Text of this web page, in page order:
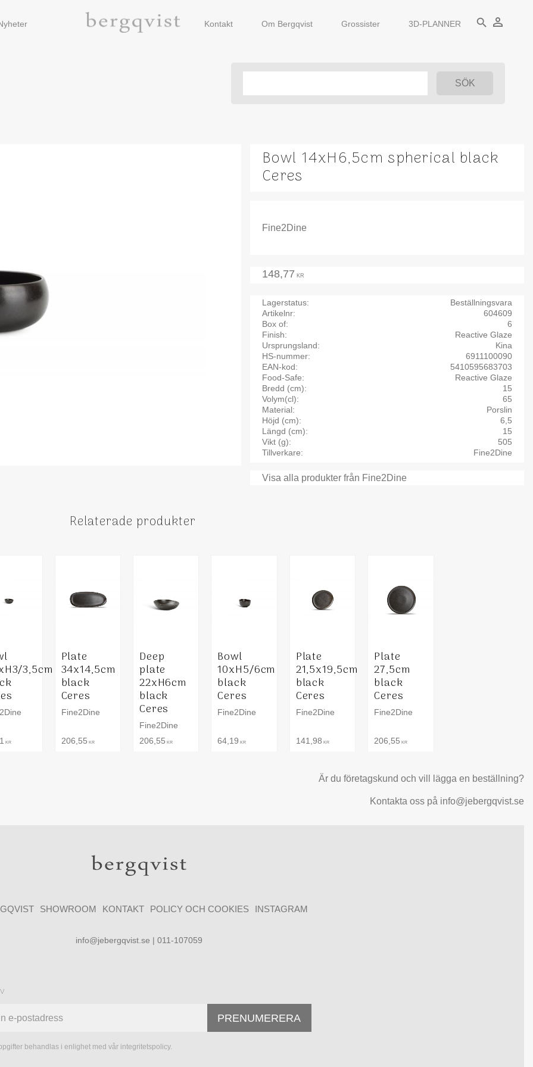
Kontakt Om Bergqvist Grossister 3D-PLANNER search person_outline
Bowl 14xH6,5cm spherical black
Ceres
Fine2Dine
148,77 KR
Lagerstatus
Beställningsvara
Artikelnr
604609
Box of
6
Finish
Reactive Glaze
Ursprungsland
Kina
HS-nummer
6911100090
EAN-kod
5410595683703
Food-Safe
Reactive Glaze
Bredd (cm)
15
Volym(cl)
65
Material
Porslin
Höjd (cm)
6,5
Längd (cm)
15
Vikt (g)
505
Tillverkare
Fine2Dine
Visa alla produkter från Fine2Dine
Relaterade produkter
3,5cm
KR
Plate
34x14,5cm
black
Ceres
Fine2Dine
206,55 KR
Deep
plate
22xH6cm
black
Ceres
Fine2Dine
206,55 KR
Bowl
10xH5/6cm
black
Ceres
Fine2Dine
64,19 KR
Plate
21,5x19,5cm
black
Ceres
Fine2Dine
141,98 KR
Plate
27,5cm
black
Ceres
Fine2Dine
206,55 KR
Är du företagskund och vill lägga en beställning?
Kontakta oss på info@jebergqvist.se
SHOWROOM KONTAKT POLICY OCH COOKIES INSTAGRAM
info@jebergqvist.se | 011-107059
PRENUMERERA
behandlas i enlighet med vår integritetspolicy.